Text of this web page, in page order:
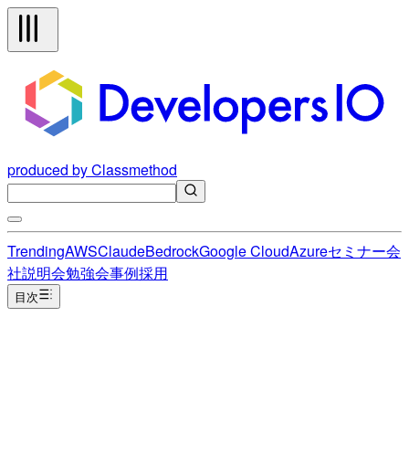
produced by Classmethod
TrendingAWSClaudeBedrockGoogle CloudAzureセミナー会
社説明会勉強会事例採用
目次